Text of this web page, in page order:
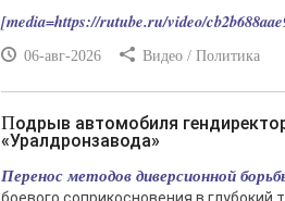
[media=https://rutube.ru/video/
06-авг-2026 Видео / Политика
Подрыв автомобиля гендиректора
«Уралдронзавода»
Перенос методов диверсионной